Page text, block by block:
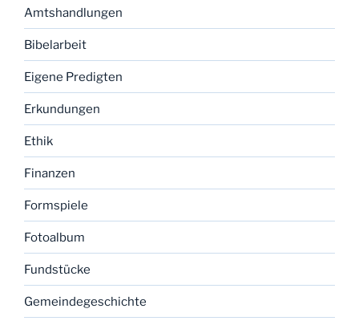
Amtshandlungen
Bibelarbeit
Eigene Predigten
Erkundungen
Ethik
Finanzen
Formspiele
Fotoalbum
Fundstücke
Gemeindegeschichte